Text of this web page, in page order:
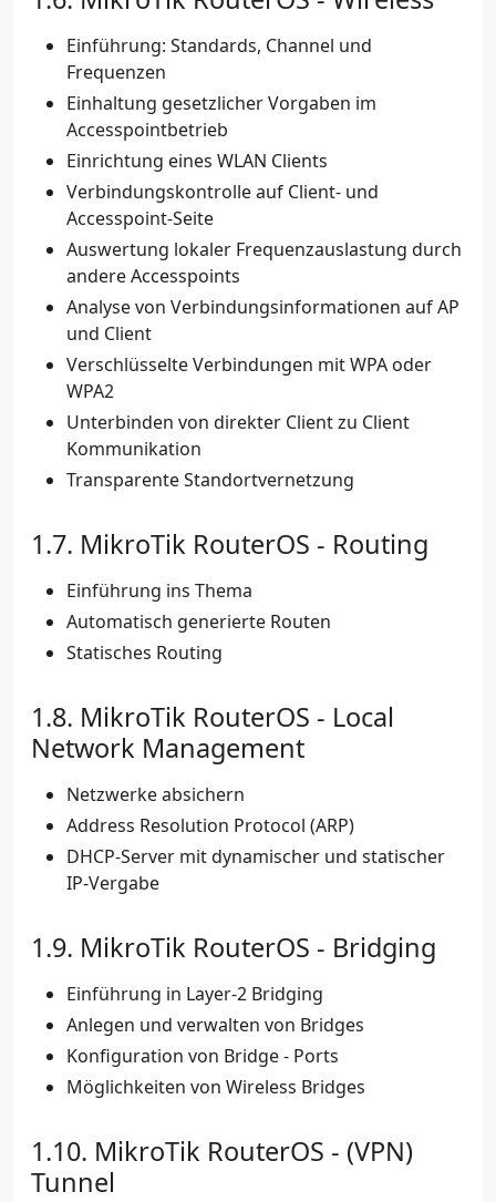
Einführung: Standards, Channel und
Frequenzen
Einhaltung gesetzlicher Vorgaben im
Accesspointbetrieb
Einrichtung eines WLAN Clients
Verbindungskontrolle auf Client- und
Accesspoint-Seite
Auswertung lokaler Frequenzauslastung durch
andere Accesspoints
Analyse von Verbindungsinformationen auf AP
und Client
Verschlüsselte Verbindungen mit WPA oder
WPA2
Unterbinden von direkter Client zu Client
Kommunikation
Transparente Standortvernetzung
MikroTik RouterOS - Routing
Einführung ins Thema
Automatisch generierte Routen
Statisches Routing
MikroTik RouterOS - Local
Network Management
Netzwerke absichern
Address Resolution Protocol (ARP)
DHCP-Server mit dynamischer und statischer
IP-Vergabe
MikroTik RouterOS - Bridging
Einführung in Layer-2 Bridging
Anlegen und verwalten von Bridges
Konfiguration von Bridge - Ports
Möglichkeiten von Wireless Bridges
MikroTik RouterOS - (VPN)
Tunnel